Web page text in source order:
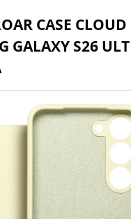
CASE
GALAXY S26